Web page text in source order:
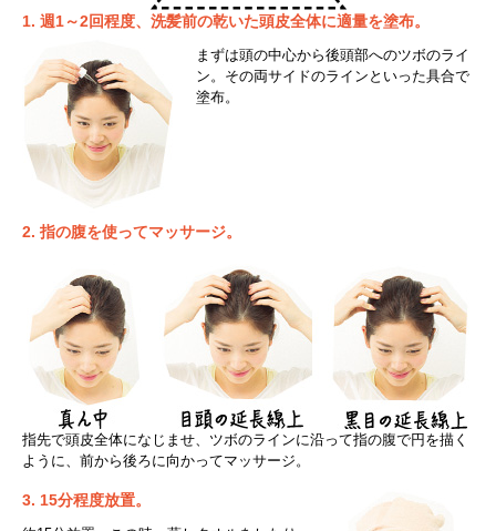
1. 週1～2回程度、洗髪前の乾いた頭皮全体に適量を塗布。
まずは頭の中心から後頭部へのツボのライ
ン。その両サイドのラインといった具合で
塗布。
2. 指の腹を使ってマッサージ。
指先で頭皮全体になじませ、ツボのラインに沿って指の腹で円を描く
ように、前から後ろに向かってマッサージ。
3. 15分程度放置。